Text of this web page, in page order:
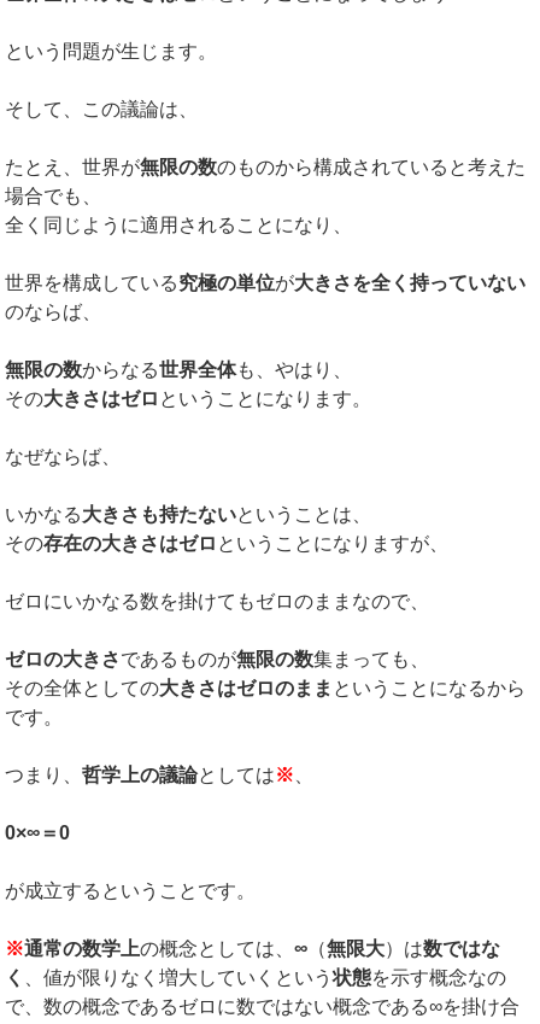
という問題が生じます。
そして、この議論は、
たとえ、世界が無限の数のものから構成されていると考えた
場合でも、
全く同じように適用されることになり、
世界を構成している究極の単位が大きさを全く持っていない
のならば、
無限の数からなる世界全体も、やはり、
その大きさはゼロ ということになります。
なぜならば、
いかなる大きさも持たないということは、
その存在の大きさはゼロ ということになりますが、
ゼロにいかなる数を掛けてもゼロのままなので、
ゼロの大きさであるものが無限の数集まっても、
その全体としての大きさはゼロのまま ということになるから
です。
つまり、哲学上の議論としては※、
0×∞＝0
が成立するということです。
※通常の数学上の概念としては、∞ （無限大）は数ではな
く 、値が限りなく増大していくという状態を示す概念なの
で、数の概念であるゼロに数ではない概念である∞を掛け合